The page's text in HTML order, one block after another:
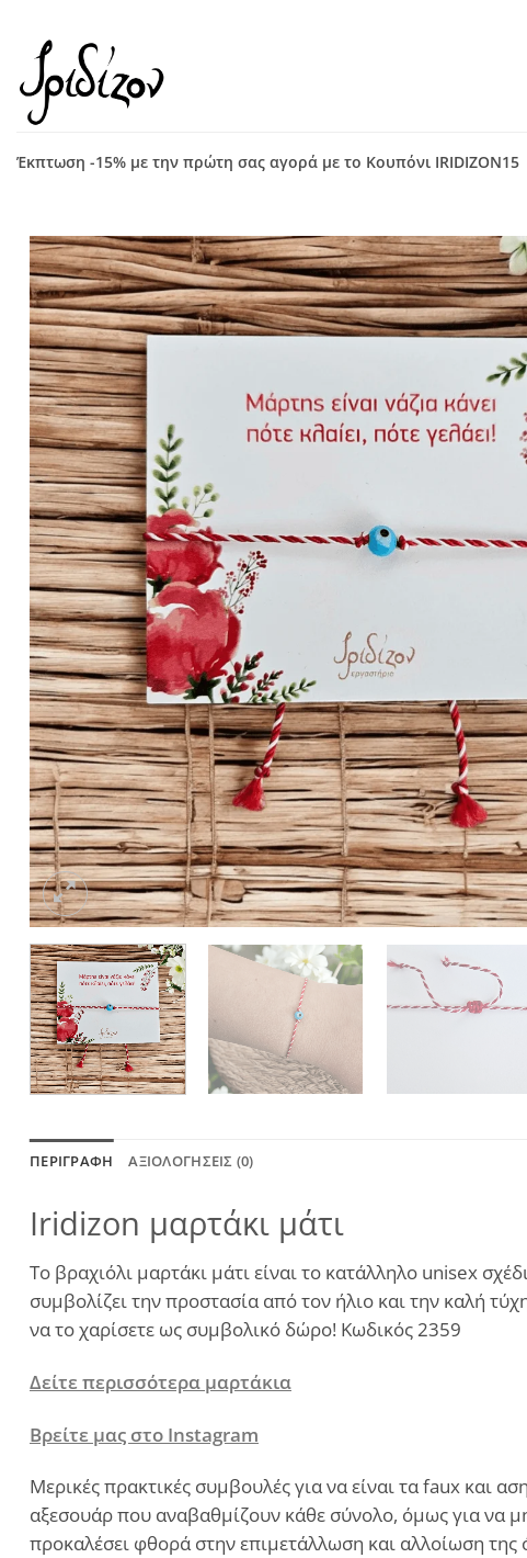
περιεχόμενο
Έκπτωση -15% με την πρώτη σας αγορά με το Κουπόνι IRIDIZON15
ΠΕΡΙΓΡΑΦΉ ΑΞΙΟΛΟΓΉΣΕΙΣ (0)
Iridizon μαρτάκι μάτι
Το βραχιόλι μαρτάκι μάτι είναι το κατάλληλο unisex
συμβολίζει την προστασία από τον ήλιο και την καλή
να το χαρίσετε ως συμβολικό δώρο! Κωδικός 2359
Δείτε περισσότερα μαρτάκια
Βρείτε μας στο Instagram
Μερικές πρακτικές συμβουλές για να είναι τα faux και
αξεσουάρ που αναβαθμίζουν κάθε σύνολο, όμως για να
προκαλέσει φθορά στην επιμετάλλωση και αλλοίωση